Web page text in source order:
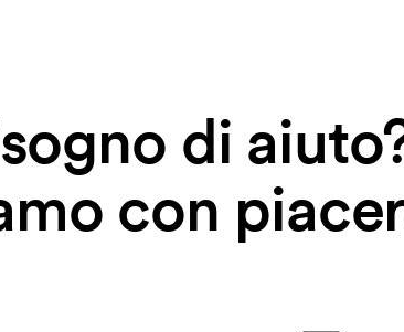
di
con